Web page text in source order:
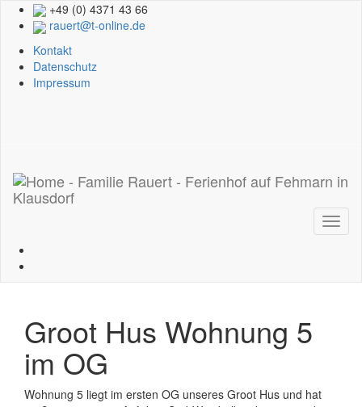
+49 (0) 4371 43 66
rauert@t-online.de
Kontakt
Datenschutz
Impressum
Groot Hus Wohnung 5
im OG
Wohnung 5 liegt im ersten OG unseres Groot Hus und hat